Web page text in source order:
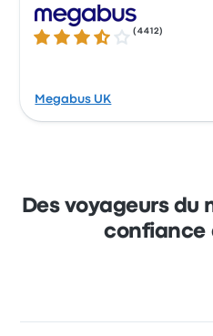
3.6 sur 5 étoiles(4412)
Megabus UK
Des voyageurs
confiance